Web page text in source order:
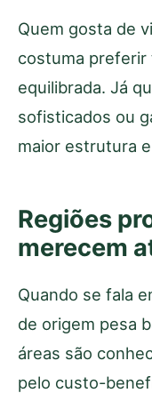
Quem gosta de
costuma preferir
equilibrada. Já
sofisticados ou
maior estrutura
Regiões
merecem
Quando se fala
de origem pesa
áreas são
pelo custo-